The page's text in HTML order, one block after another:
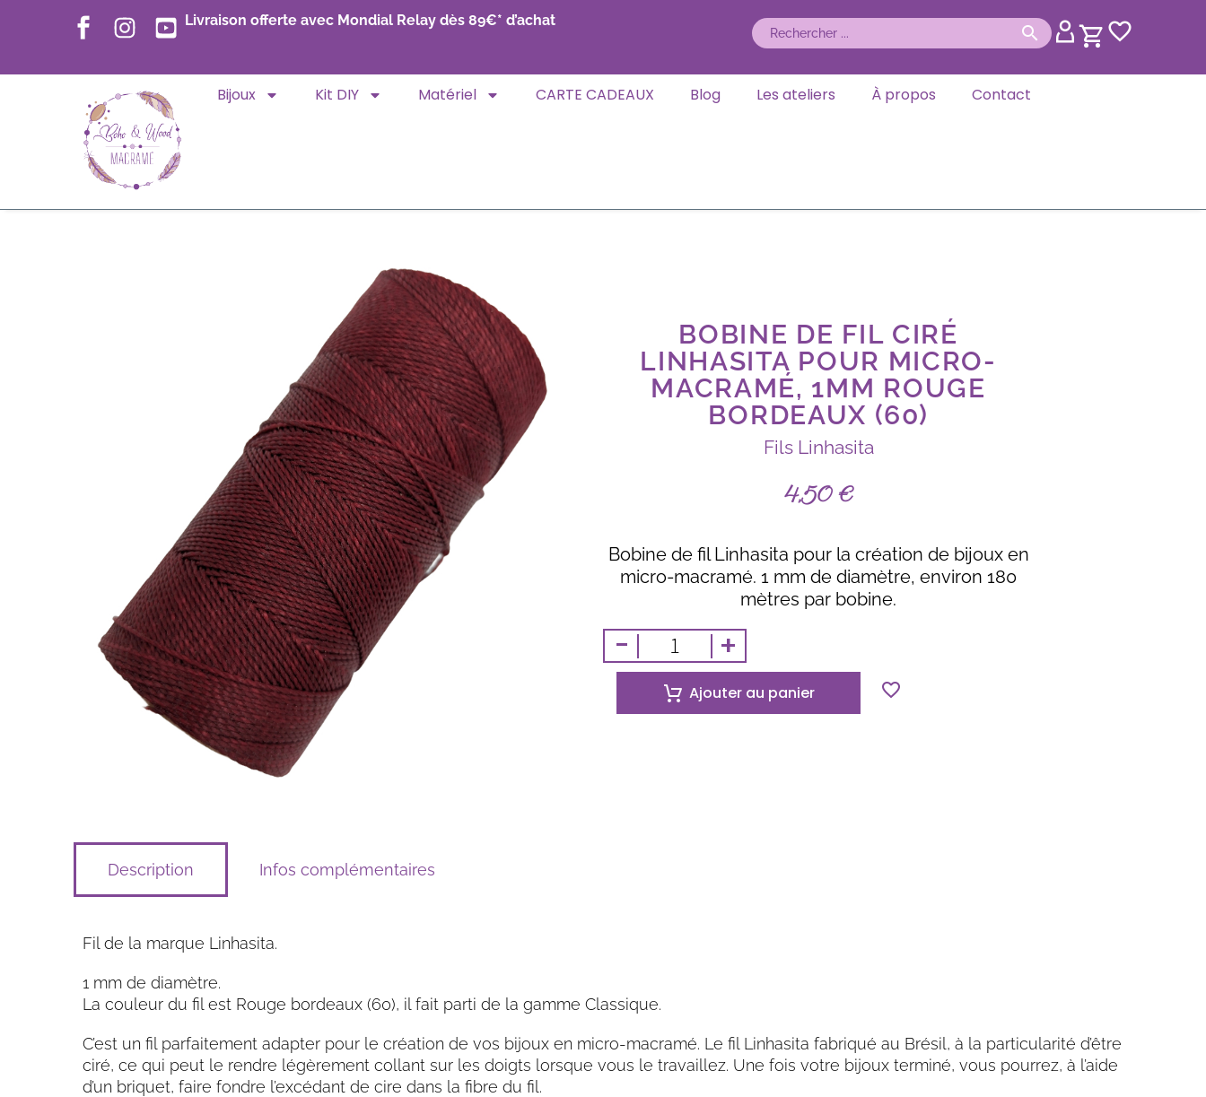
Livraison offerte avec Mondial Relay dès 89€* d’achat
Bijoux Kit DIY Matériel CARTE CADEAUX Blog Les ateliers À propos Contact
BOBINE DE FIL CIRÉ
LINHASITA POUR MICRO-
MACRAMÉ, 1MM ROUGE
BORDEAUX (60)
Fils Linhasita
4,50€
Bobine de fil Linhasita pour la création de bijoux en
micro-macramé. 1 mm de diamètre, environ 180
mètres par bobine.
- +
Ajouter au panier
Description Infos complémentaires
Fil de la marque Linhasita.
1 mm de diamètre.
La couleur du fil est Rouge bordeaux (60), il fait parti de la gamme Classique.
C’est un fil parfaitement adapter pour le création de vos bijoux en micro-macramé. Le fil Linhasita fabriqué au Brésil, à la particularité d’être
ciré, ce qui peut le rendre légèrement collant sur les doigts lorsque vous le travaillez. Une fois votre bijoux terminé, vous pourrez, à l’aide
d’un briquet, faire fondre l’excédant de cire dans la fibre du fil.